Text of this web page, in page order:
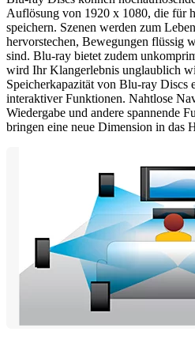
Auflösung von 1920 x 1080, die für
speichern. Szenen werden zum
hervorstechen, Bewegungen flüssig
sind. Blu-ray bietet zudem
wird Ihr Klangerlebnis unglaublich
Speicherkapazität von Blu-ray Discs
interaktiver Funktionen. Nahtlose
Wiedergabe und andere spannende
bringen eine neue Dimension in das